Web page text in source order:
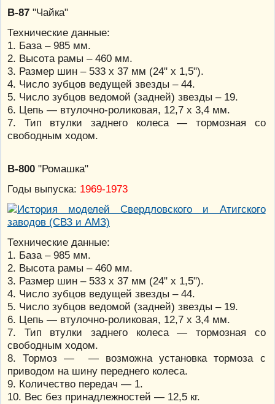
В-87 "Чайка"
Технические данные:
1. База – 985 мм.
2. Высота рамы – 460 мм.
3. Размер шин – 533 х 37 мм (24" х 1,5").
4. Число зубцов ведущей звезды – 44.
5. Число зубцов ведомой (задней) звезды – 19.
6. Цепь — втулочно-роликовая, 12,7 х 3,4 мм.
7. Тип втулки заднего колеса — тормозная со
свободным ходом.
В-800 "Ромашка"
Годы выпуска: 1969-1973
Технические данные:
1. База – 985 мм.
2. Высота рамы – 460 мм.
3. Размер шин – 533 х 37 мм (24" х 1,5").
4. Число зубцов ведущей звезды – 44.
5. Число зубцов ведомой (задней) звезды – 19.
6. Цепь — втулочно-роликовая, 12,7 х 3,4 мм.
7. Тип втулки заднего колеса — тормозная со
свободным ходом.
8. Тормоз — — возможна установка тормоза с
приводом на шину переднего колеса.
9. Количество передач — 1.
10. Вес без принадлежностей — 12,5 кг.